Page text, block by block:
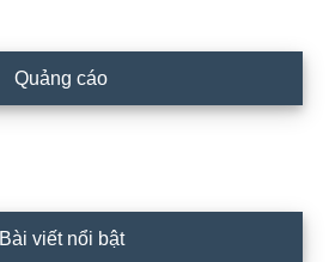
Quảng cáo
Bài viết nổi bật